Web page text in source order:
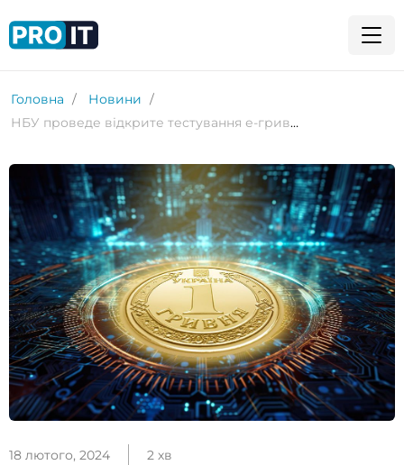
Головна
Новини
НБУ проведе відкрите тестування е-гривні до кінця 2024 року
18 лютого, 2024 2 хв